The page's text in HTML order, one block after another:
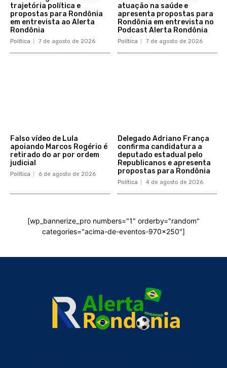
trajetória política e
propostas para Rondônia
em entrevista ao Alerta
Rondônia
Política 7 de agosto de 2026
atuação na saúde e
apresenta propostas para
Rondônia em entrevista no
Podcast Alerta Rondônia
Política 7 de agosto de 2026
Falso vídeo de Lula
apoiando Marcos Rogério é
retirado do ar por ordem
judicial
Política 6 de agosto de 2026
Delegado Adriano França
confirma candidatura a
deputado estadual pelo
Republicanos e apresenta
propostas para Rondônia
Política 4 de agosto de 2026
[wp_bannerize_pro numbers="1" orderby="random"
categories="acima-de-eventos-970x250"]